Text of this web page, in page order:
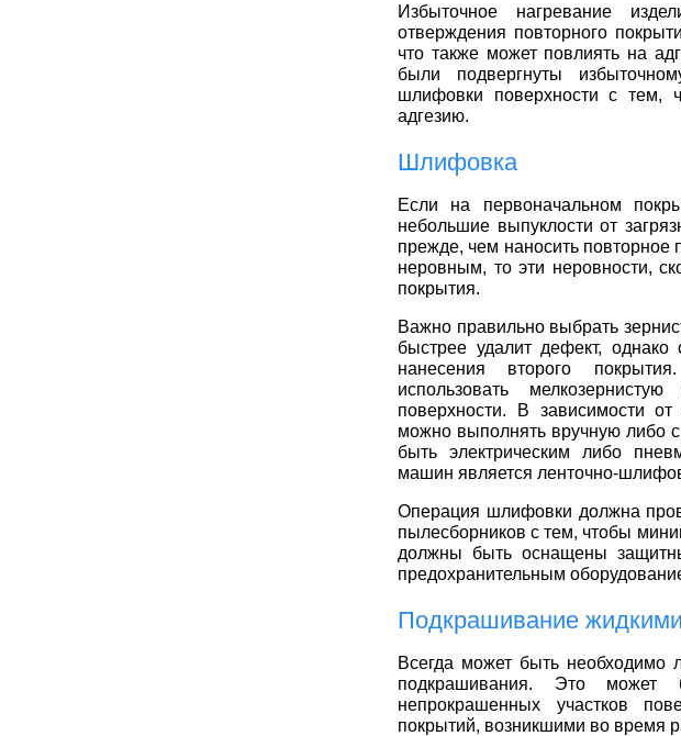
Избыточное нагревание
отверждения повторного
что также может повлиять на
были подвергнуты
шлифовки поверхности с тем,
адгезию.
Шлифовка
Если на первоначальном
небольшие выпуклости от
прежде, чем наносить повторное
неровным, то эти неровности,
покрытия.
Важно правильно выбрать
быстрее удалит дефект,
нанесения второго
использовать
поверхности. В зависимости
можно выполнять вручную либо
быть электрическим либо
машин является ленточно-
Операция шлифовки должна
пылесборников с тем, чтобы
должны быть оснащены
предохранительным
Подкрашивание
Всегда может быть необходимо
подкрашивания. Это может
непрокрашенных участков
покрытий, возникшими во время